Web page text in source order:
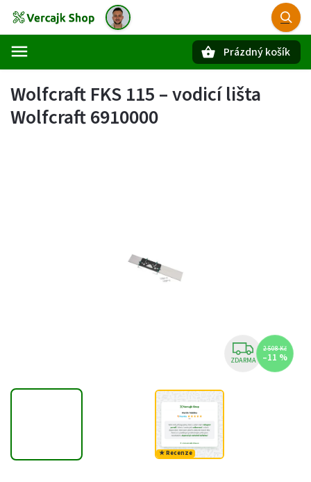
Prázdný košík
Wolfcraft FKS 115 – vodicí lišta
Wolfcraft 6910000
ZDARMA
2 508 Kč
–11 %
★ Recenze